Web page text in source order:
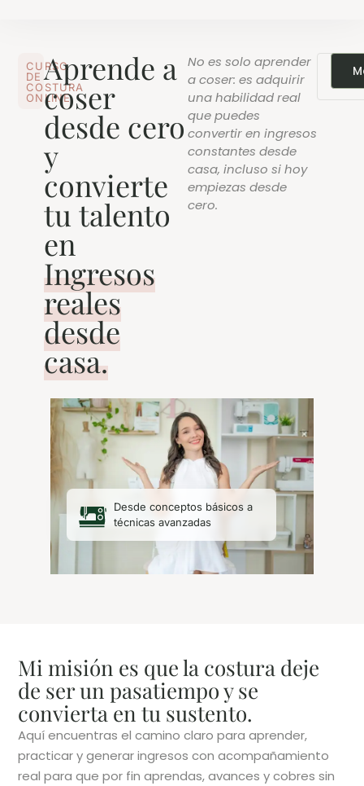
CURSO
DE
COSTURA
ONLINE
Aprende a
coser
desde cero
y
convierte
tu talento
en
Ingresos
reales
desde
casa.
No es solo aprender
a coser: es adquirir
una habilidad real
que puedes
convertir en ingresos
constantes desde
casa, incluso si hoy
empiezas desde
cero.
Desde conceptos básicos a
técnicas avanzadas
Mi misión es que la costura deje
de ser un pasatiempo y se
convierta en tu sustento.
Aquí encuentras el camino claro para aprender,
practicar y generar ingresos con acompañamiento
real para que por fin aprendas, avances y cobres sin